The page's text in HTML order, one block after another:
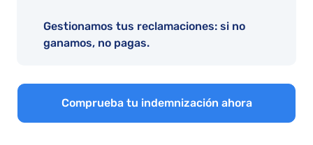
Gestionamos tus reclamaciones: si no
ganamos, no pagas.
Comprueba tu indemnización ahora